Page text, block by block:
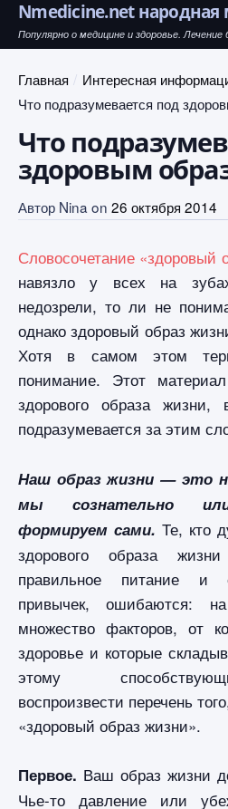
Nmedicine.net
Популярно о медицине и здоровье. Лечение
Главная
Интересная
Что подразумевается под
Что
здоровым
Автор Nina on 26 октября 2014
Словосочетание «здоровый
навязло у всех на
недозрели, то ли не
однако здоровый образ
Хотя в самом этом
понимание. Этот
здорового образа
подразумевается за этим
Наш образ жизни — это
мы сознательно или
формируем сами. Те, кто
здорового образа
правильное питание и
привычек, ошибаются:
множество факторов, от
здоровье и которые
этому
воспроизвести перечень
«здоровый образ жизни».
Первое. Ваш образ жизни
Чье-то давление или